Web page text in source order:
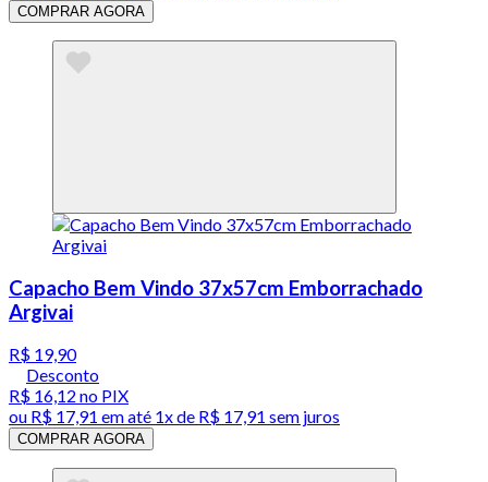
COMPRAR AGORA
Capacho Bem Vindo 37x57cm Emborrachado
Argivai
R$ 19,90
Desconto
R$ 16,12 no PIX
ou R$ 17,91 em até 1x de R$ 17,91 sem juros
COMPRAR AGORA